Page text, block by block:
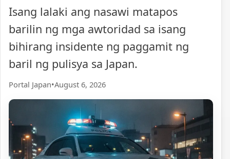
Isang lalaki ang nasawi matapos
barilin ng mga awtoridad sa isang
bihirang insidente ng paggamit ng
baril ng pulisya sa Japan.
Portal Japan•August 6, 2026